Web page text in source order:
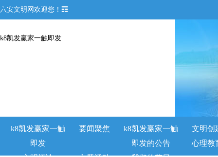
六安文明网欢迎您！☶
k8凯发赢家一触即发
k8凯发赢家一触
即发
要闻聚焦
k8凯发赢家一触
即发的公告
文明创
心理教